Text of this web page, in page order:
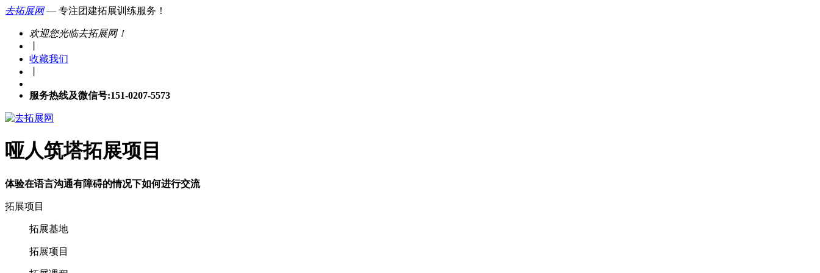
去拓展网— 专注团建拓展训练服务！
欢迎您光临去拓展网！
收藏我们
服务热线及微信号:151-0207-5573
哑人筑塔拓展项目
体验在语言沟通有障碍的情况下如何进行交流
拓展项目
拓展基地
拓展项目